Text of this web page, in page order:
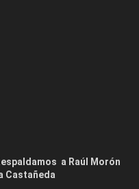
a Raúl Morón
Castañeda